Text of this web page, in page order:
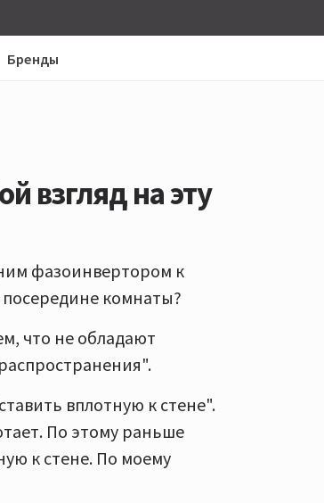
Бренды
взгляд на эту
фазоинвертором к
посередине комнаты?
что не обладают
вплотную к стене".
По этому раньше
к стене. По моему